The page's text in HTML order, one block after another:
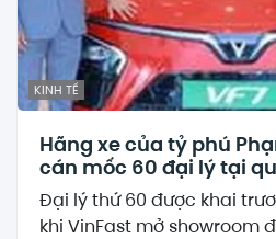
KINH TẾ
Hãng xe của tỷ phú
cán mốc 60 đại lý tại
Đại lý thứ 60 được khai
khi VinFast mở showroom